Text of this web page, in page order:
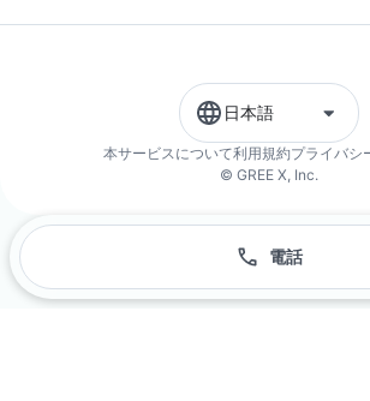
日本語
本サービスについて利用規約プライバシ
© GREE X, Inc.
電話